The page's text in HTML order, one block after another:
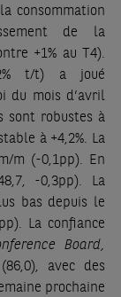
consommation
de la
+1% au T4).
t/t) a joué
du mois d’avril
sont robustes à
à +4,2%. La
m (-0,1pp). En
-0,3pp). La
bas depuis le
La confiance
Board,
avec des
prochaine